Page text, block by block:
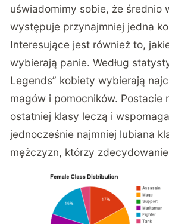
uświadomimy sobie, że średnio
występuje przynajmniej jedna
Interesujące jest również to,
wybierają panie. Według
Legends” kobiety wybierają
magów i pomocników. Postacie
ostatniej klasy leczą i
jednocześnie najmniej lubiana
mężczyzn, którzy